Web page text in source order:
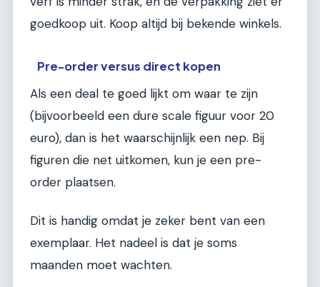
goedkoop uit. Koop altijd bij bekende winkels.
Pre-order versus direct kopen
Als een deal te goed lijkt om waar te zijn
(bijvoorbeeld een dure scale figuur voor 20
euro), dan is het waarschijnlijk een nep. Bij
figuren die net uitkomen, kun je een pre-
order plaatsen.
Dit is handig omdat je zeker bent van een
exemplaar. Het nadeel is dat je soms
maanden moet wachten.